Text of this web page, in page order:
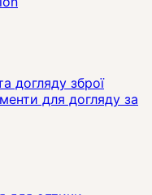
догляду зброї
для догляду за